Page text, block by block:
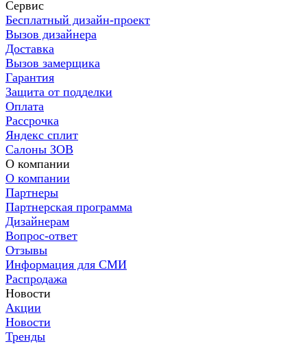
Сервис
Бесплатный дизайн-проект
Вызов дизайнера
Доставка
Вызов замерщика
Гарантия
Защита от подделки
Оплата
Рассрочка
Яндекс сплит
Салоны ЗОВ
О компании
О компании
Партнеры
Партнерская программа
Дизайнерам
Вопрос-ответ
Отзывы
Информация для СМИ
Распродажа
Новости
Акции
Новости
Тренды